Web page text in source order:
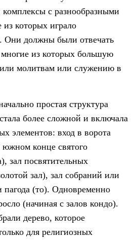
с разнообразными
которых играло
Они должны были отвечать
из которых большую
молитвам или служению в
простая структура
более сложной и включала
элементов: вход в ворота
конце святого
зал посвятительных
зал), зал собраний или
пагода (то). Одновременно
(начиная с залов кондо).
дерево, которое
для религиозных